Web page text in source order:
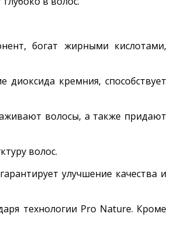
богат жирными кислотами,
кремния, способствует
волосы, а также придают
волос.
улучшение качества и
технологии Pro Nature. Кроме